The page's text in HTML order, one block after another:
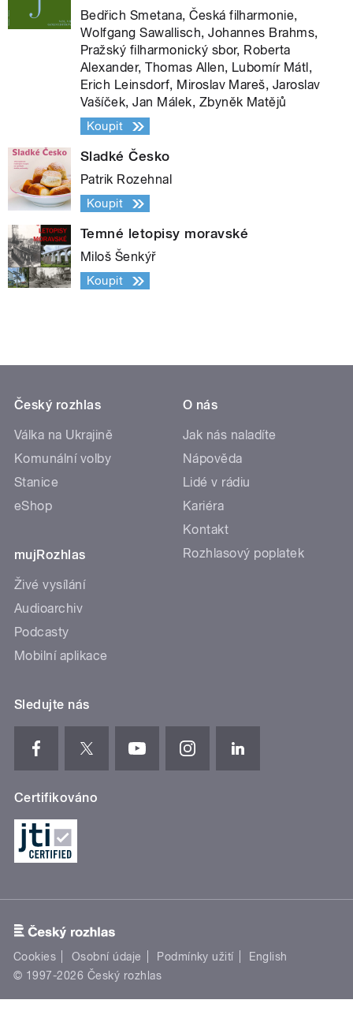
Bedřich Smetana, Česká filharmonie,
Wolfgang Sawallisch, Johannes Brahms,
Pražský filharmonický sbor, Roberta
Alexander, Thomas Allen, Lubomír Mátl,
Erich Leinsdorf, Miroslav Mareš, Jaroslav
Vašíček, Jan Málek, Zbyněk Matějů
Koupit
Sladké Česko
Patrik Rozehnal
Koupit
Temné letopisy moravské
Miloš Šenkýř
Koupit
Český rozhlas
Válka na Ukrajině
Komunální volby
Stanice
eShop
mujRozhlas
Živé vysílání
Audioarchiv
Podcasty
Mobilní aplikace
O nás
Jak nás naladíte
Nápověda
Lidé v rádiu
Kariéra
Kontakt
Rozhlasový poplatek
Sledujte nás
Certifikováno
Cookies Osobní údaje Podmínky užití
English
© 1997-2026 Český rozhlas